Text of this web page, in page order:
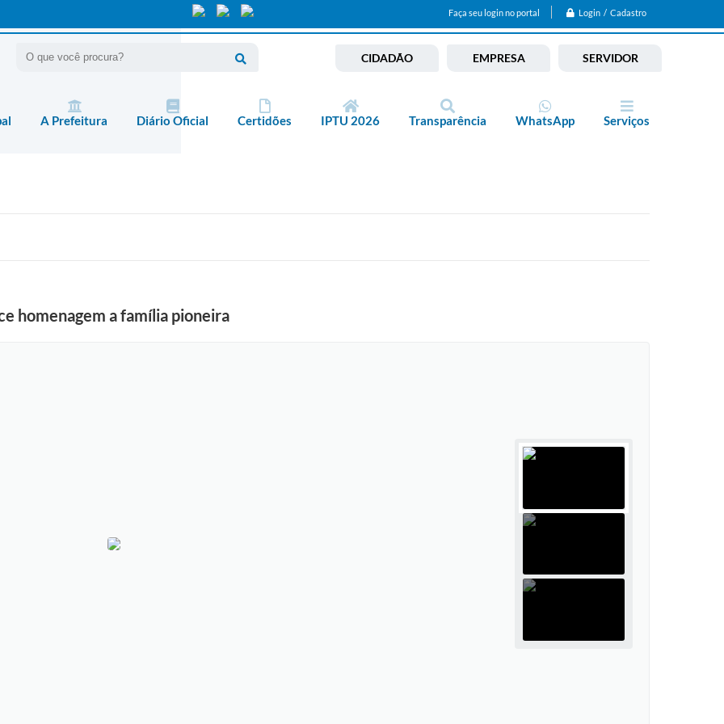
Faça seu login no portal Login / Cadastro
CIDADÃO EMPRESA SERVIDOR
A Prefeitura Diário Oficial Certidões IPTU 2026 Transparência WhatsApp Serviços
homenagem a família pioneira